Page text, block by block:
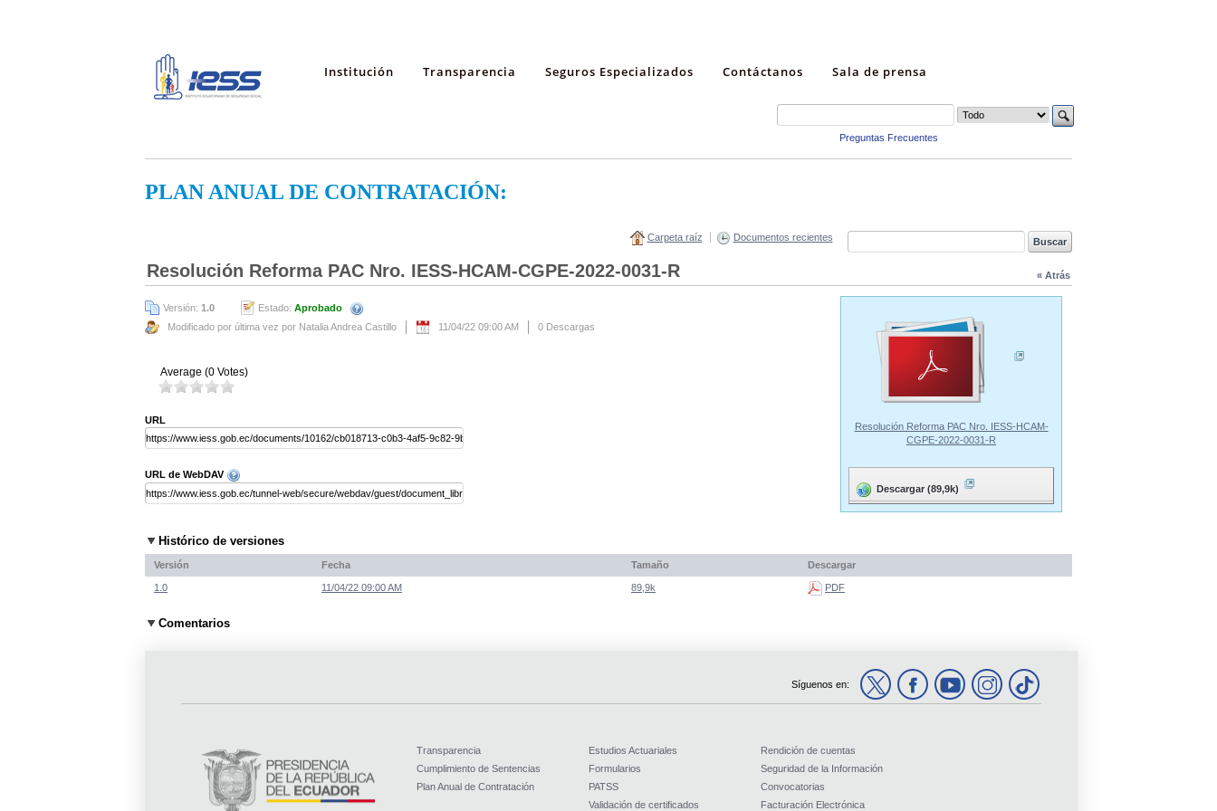
Institución Transparencia Seguros Especializados Contáctanos Sala de prensa
Preguntas Frecuentes
PLAN ANUAL DE CONTRATACIÓN:
Carpeta raíz Documentos recientes
« Atrás
Resolución Reforma PAC Nro. IESS-HCAM-CGPE-2022-0031-R
Versión: 1.0 Estado: Aprobado
Modificado por última vez por Natalia Andrea Castillo
11/04/22 09:00 AM 0 Descargas
Average (0 Votes)
URL
URL de WebDAV
Resolución Reforma PAC Nro. IESS-HCAM-
CGPE-2022-0031-R
Descargar (89,9k)
Histórico de versiones
Versión Fecha Tamaño Descargar
1.0 11/04/22 09:00 AM 89,9k PDF
Comentarios
Síguenos en:
Transparencia
Cumplimiento de Sentencias
Plan Anual de Contratación
Estudios Actuariales
Formularios
PATSS
Validación de certificados
Rendición de cuentas
Seguridad de la Información
Convocatorias
Facturación Electrónica